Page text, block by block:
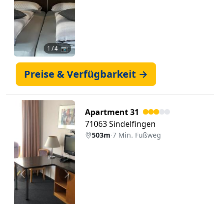
1 / 4 📷
Preise & Verfügbarkeit →
Zurück Weiter
Apartment 31
71063 Sindelfingen
503m·7 Min. Fußweg